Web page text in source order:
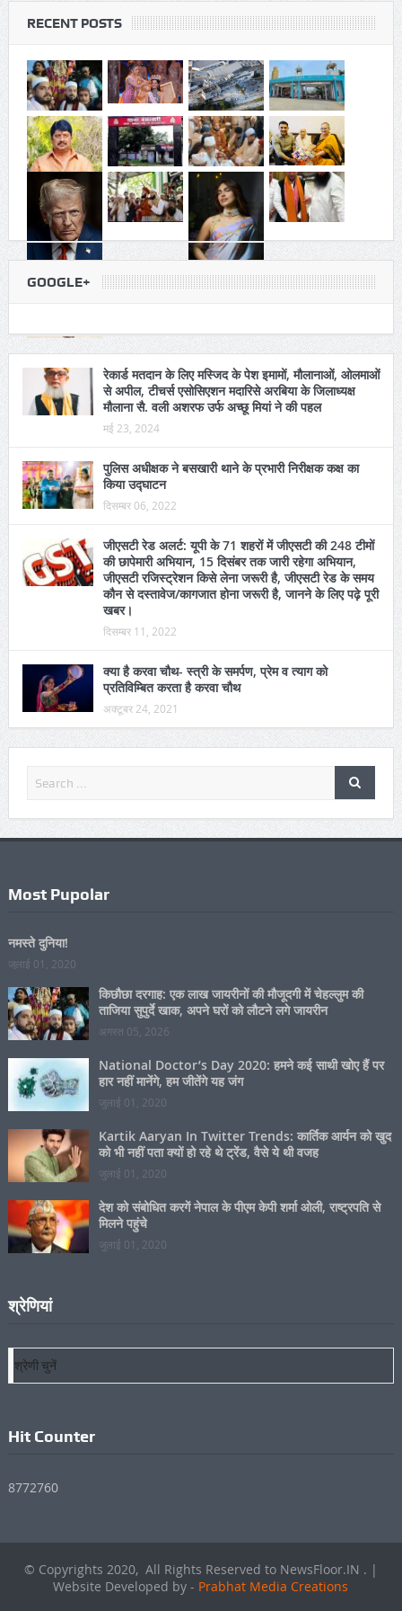
RECENT POSTS
GOOGLE+
रेकार्ड मतदान के लिए मस्जिद के पेश इमामों, मौलानाओं, ओलमाओं
मौलाना सै. वली अशरफ उर्फ अच्छू मियां ने की पहल
मई 23, 2024
किया उद्घाटन
दिसम्बर 06, 2022
जीएसटी रेड अलर्ट: यूपी के 71 शहरों में जीएसटी की 248 टीमों
की छापेमारी अभियान, 15 दिसंबर तक जारी रहेगा अभियान,
जीएसटी रजिस्ट्रेशन किसे लेना जरूरी है, जीएसटी रेड के समय
खबर।
दिसम्बर 11, 2022
क्या है करवा चौथ- स्त्री के समर्पण, प्रेम व त्याग को
प्रतिविम्बित करता है करवा चौथ
Most Pupolar
नमस्ते दुनिया!
जुलाई 01, 2020
किछौछा दरगाह: एक लाख जायरीनों की मौजूदगी में चेहल्लुम की
ताजिया सुपुर्दे खाक, अपने घरों को लौटने लगे जायरीन
अगस्त 05, 2026
National Doctor’s Day 2020: हमने कई साथी खोए हैं पर
हार नहीं मानेंगे, हम जीतेंगे यह जंग
जुलाई 01, 2020
Kartik Aaryan In Twitter Trends: कार्तिक आर्यन को खुद
को भी नहीं पता क्यों हो रहे थे ट्रेंड, वैसे ये थी वजह
जुलाई 01, 2020
श्रेणियां